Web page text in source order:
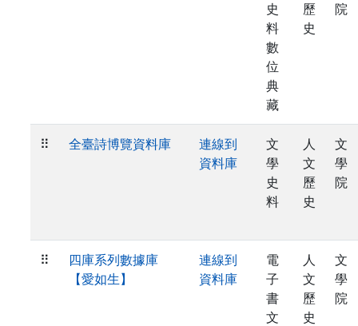
史
料
數
位
典
藏
歷
史
院
⠿ 全臺詩博覽資料庫
連線到
資料庫
文
學
史
料
人
文
歷
史
文
學
院
⠿
四庫系列數據庫
【愛如生】
連線到
資料庫
電
子
書
文
人
文
歷
史
文
學
院